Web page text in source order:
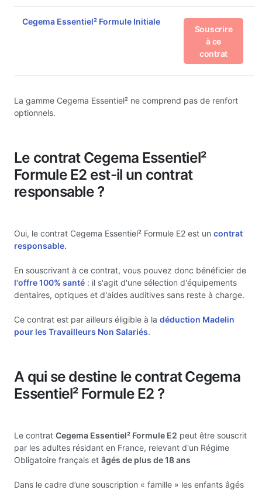
Cegema Essentiel² Formule Initiale
Souscrire
à ce
contrat
La gamme Cegema Essentiel² ne comprend pas de renfort
optionnels.
Le contrat Cegema Essentiel²
Formule E2 est-il un contrat
responsable ?
Oui, le contrat Cegema Essentiel² Formule E2 est un contrat
responsable.
En souscrivant à ce contrat, vous pouvez donc bénéficier de
l'offre 100% santé : il s'agit d'une sélection d'équipements
dentaires, optiques et d'aides auditives sans reste à charge.
Ce contrat est par ailleurs éligible à la déduction Madelin
pour les Travailleurs Non Salariés.
A qui se destine le contrat Cegema
Essentiel² Formule E2 ?
Le contrat Cegema Essentiel² Formule E2 peut être souscrit
par les adultes résidant en France, relevant d'un Régime
Obligatoire français et âgés de plus de 18 ans
Dans le cadre d’une souscription « famille » les enfants âgés